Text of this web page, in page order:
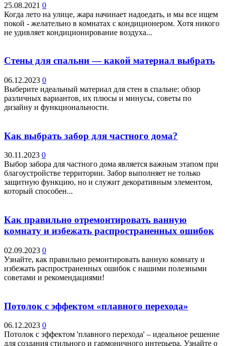
25.08.2021 0
Когда лето на улице, жара начинает надоедать, и мы все ищем
покой - желательно в комнатах с кондиционером. Хотя никого
не удивляет кондиционирование воздуха...
Стены для спальни — какой материал выбрать
06.12.2023 0
Выберите идеальный материал для стен в спальне: обзор
различных вариантов, их плюсы и минусы, советы по
дизайну и функциональности.
Как выбрать забор для частного дома?
30.11.2023 0
Выбор забора для частного дома является важным этапом при
благоустройстве территории. Забор выполняет не только
защитную функцию, но и служит декоративным элементом,
который способен...
Как правильно отремонтировать ванную
комнату и избежать распространенных ошибок
02.09.2023 0
Узнайте, как правильно ремонтировать ванную комнату и
избежать распространенных ошибок с нашими полезными
советами и рекомендациями!
Потолок с эффектом «плавного перехода»
06.12.2023 0
Потолок с эффектом 'плавного перехода' – идеальное решение
для создания стильного и гармоничного интерьера. Узнайте о